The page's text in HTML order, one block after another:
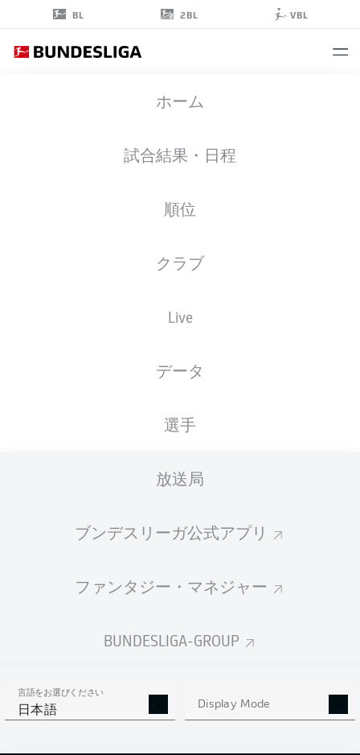
BL 2BL VBL
ホーム
試合結果・日程
順位
クラブ
Live
データ
選手
放送局
ブンデスリーガ公式アプリ
ファンタジー・マネジャー
BUNDESLIGA-GROUP
言語をお選びください
日本語 Display Mode
統計 シーズン 2026/2027
TACKLES WON